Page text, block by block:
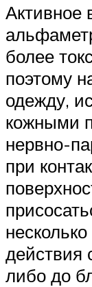
более
поэтому
одежду,
кожными
нервно-
при
действия
либо до